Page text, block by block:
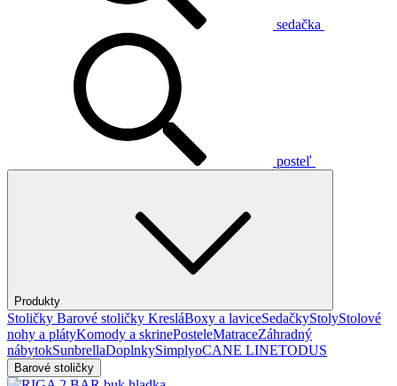
sedačka
posteľ
Produkty
Stoličky Barové stoličky KresláBoxy a laviceSedačkyStolyStolové
nohy a plátyKomody a skrinePosteleMatraceZáhradný
nábytokSunbrellaDoplnkySimplyoCANE LINETODUS
Barové stoličky